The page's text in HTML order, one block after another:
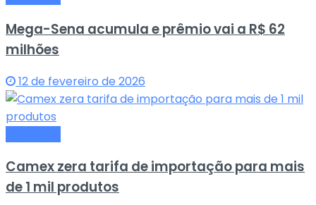
Mega-Sena acumula e prêmio vai a R$ 62
milhões
12 de fevereiro de 2026
Camex zera tarifa de importação para mais
de 1 mil produtos